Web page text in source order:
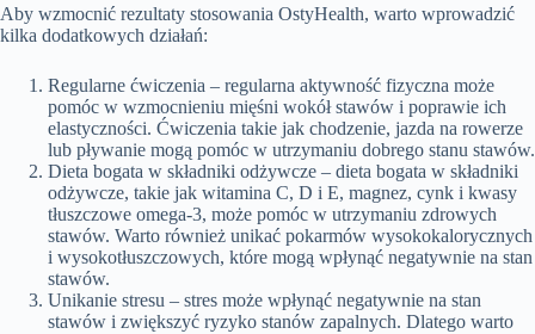
Aby wzmocnić rezultaty stosowania OstyHealth, warto wprowadzić
kilka dodatkowych działań:
Regularne ćwiczenia – regularna aktywność fizyczna może
pomóc w wzmocnieniu mięśni wokół stawów i poprawie ich
elastyczności. Ćwiczenia takie jak chodzenie, jazda na rowerze
lub pływanie mogą pomóc w utrzymaniu dobrego stanu stawów.
Dieta bogata w składniki odżywcze – dieta bogata w składniki
odżywcze, takie jak witamina C, D i E, magnez, cynk i kwasy
tłuszczowe omega-3, może pomóc w utrzymaniu zdrowych
stawów. Warto również unikać pokarmów wysokokalorycznych
i wysokotłuszczowych, które mogą wpłynąć negatywnie na stan
stawów.
Unikanie stresu – stres może wpłynąć negatywnie na stan
stawów i zwiększyć ryzyko stanów zapalnych. Dlatego warto